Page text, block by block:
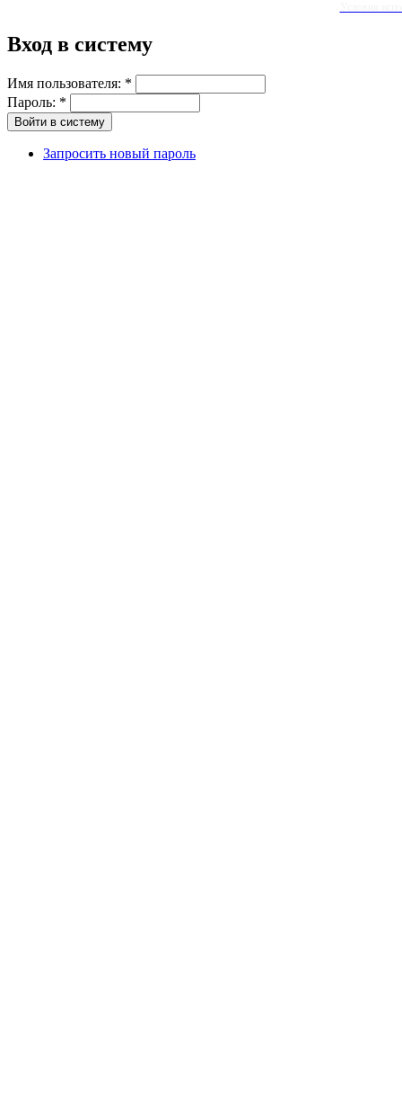
Вход в систему
Имя пользователя: *
Пароль: *
Запросить новый пароль